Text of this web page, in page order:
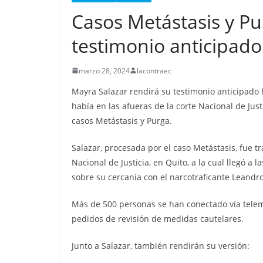
Casos Metástasis y
testimonio anticipado
marzo 28, 2024 lacontraec
Mayra Salazar rendirá su testimonio
había en las afueras de la corte Nacional de
casos Metástasis y Purga.
Salazar, procesada por el caso Metástasis, fue
Nacional de Justicia, en Quito, a la cual llegó a
sobre su cercanía con el narcotraficante
Más de 500 personas se han conectado vía
pedidos de revisión de medidas cautelares.
Junto a Salazar, también rendirán su versión:
de Esmeraldas,
militarizada, deja
menos 13
libertad fallecidos